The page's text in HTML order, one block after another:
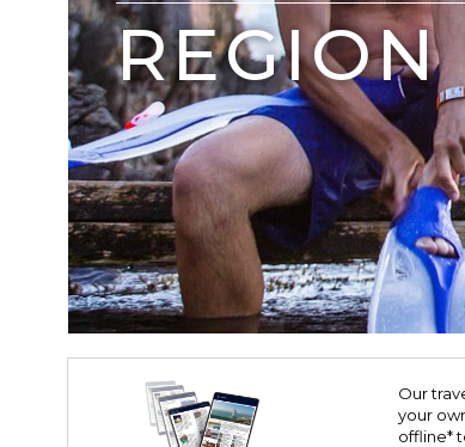
REGION
Our
your
offline*